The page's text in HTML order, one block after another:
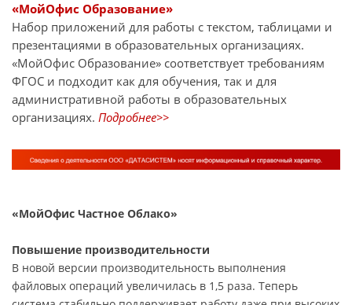
«МойОфис Образование»
Набор приложений для работы с текстом, таблицами и
презентациями в образовательных организациях.
«МойОфис Образование» соответствует требованиям
ФГОС и подходит как для обучения, так и для
административной работы в образовательных
организациях. Подробнее>>
«МойОфис Частное Облако»
Повышение производительности
В новой версии производительность выполнения
файловых операций увеличилась в 1,5 раза. Теперь